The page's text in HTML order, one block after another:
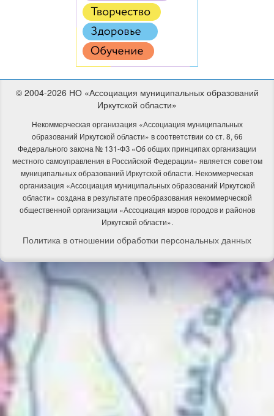
© 2004-2026 НО «Ассоциация муниципальных образований
Иркутской области»
Некоммерческая организация «Ассоциация муниципальных
образований Иркутской области» в соответствии со ст. 8, 66
Федерального закона № 131-ФЗ «Об общих принципах организации
местного самоуправления в Российской Федерации» является советом
муниципальных образований Иркутской области. Некоммерческая
организация «Ассоциация муниципальных образований Иркутской
области» создана в результате преобразования некоммерческой
общественной организации «Ассоциация мэров городов и районов
Иркутской области».
Политика в отношении обработки персональных данных